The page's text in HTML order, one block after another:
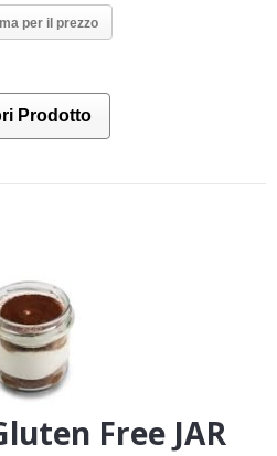
per il prezzo
Prodotto
Free JAR